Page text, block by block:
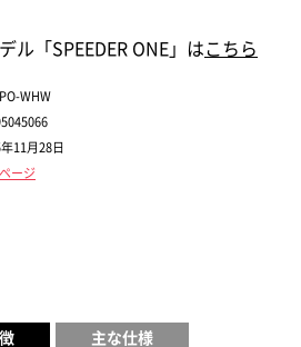
ル「SPEEDER ONE」はこちら
WHW
11月28日
ージ
主な仕様